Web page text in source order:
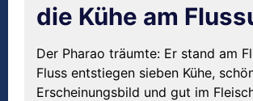
die Kühe am
Der Pharao träumte: Er stand am
Fluss entstiegen sieben Kühe,
Erscheinungsbild und gut im